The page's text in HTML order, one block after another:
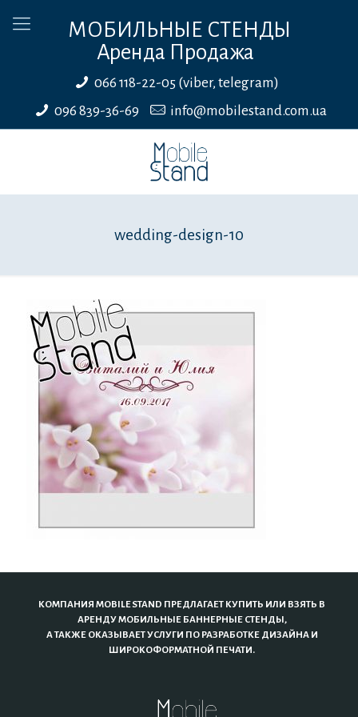
МОБИЛЬНЫЕ СТЕНДЫ
Аренда Продажа
066 118-22-05 (viber, telegram)
096 839-36-69
info@mobilestand.com.ua
wedding-design-10
КОМПАНИЯ MOBILE STAND ПРЕДЛАГАЕТ КУПИТЬ ИЛИ ВЗЯТЬ В
АРЕНДУ МОБИЛЬНЫЕ БАННЕРНЫЕ СТЕНДЫ,
А ТАКЖЕ ОКАЗЫВАЕТ УСЛУГИ ПО РАЗРАБОТКЕ ДИЗАЙНА И
ШИРОКОФОРМАТНОЙ ПЕЧАТИ.